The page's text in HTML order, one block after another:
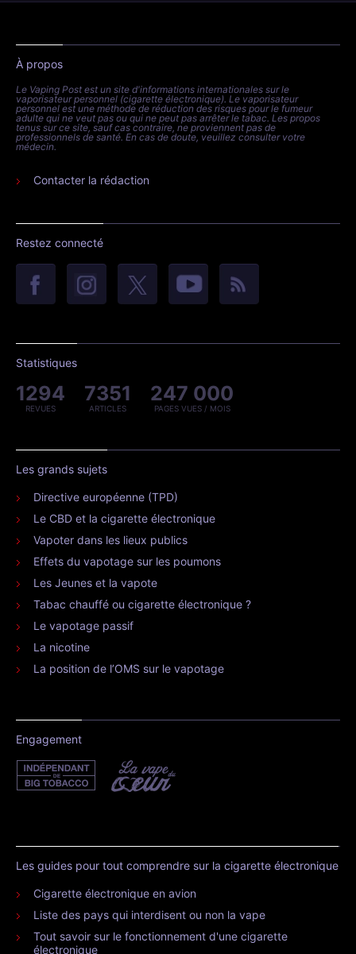
À propos
Le Vaping Post est un site d'informations internationales sur le
vaporisateur personnel (cigarette électronique). Le vaporisateur
personnel est une méthode de réduction des risques pour le fumeur
adulte qui ne veut pas ou qui ne peut pas arrêter le tabac. Les propos
tenus sur ce site, sauf cas contraire, ne proviennent pas de
professionnels de santé. En cas de doute, veuillez consulter votre
médecin.
Contacter la rédaction
Restez connecté
Statistiques
1294
REVUES
7351
ARTICLES
247 000
PAGES VUES / MOIS
Les grands sujets
Directive européenne (TPD)
Le CBD et la cigarette électronique
Vapoter dans les lieux publics
Effets du vapotage sur les poumons
Les Jeunes et la vapote
Tabac chauffé ou cigarette électronique ?
Le vapotage passif
La nicotine
La position de l’OMS sur le vapotage
Engagement
Les guides pour tout comprendre sur la cigarette électronique
Cigarette électronique en avion
Liste des pays qui interdisent ou non la vape
Tout savoir sur le fonctionnement d'une cigarette
électronique